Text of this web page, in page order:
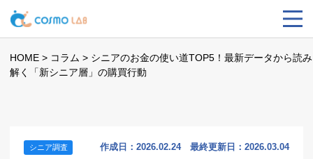
HOME > コラム > シニアのお金の使い道TOP5！最新データから読み
解く「新シニア層」の購買行動
シニア調査 作成日：2026.02.24 最終更新日：2026.03.04